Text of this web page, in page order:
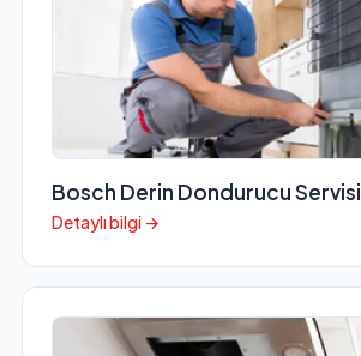
Bosch Derin Dondurucu Servisi
Detaylı bilgi →